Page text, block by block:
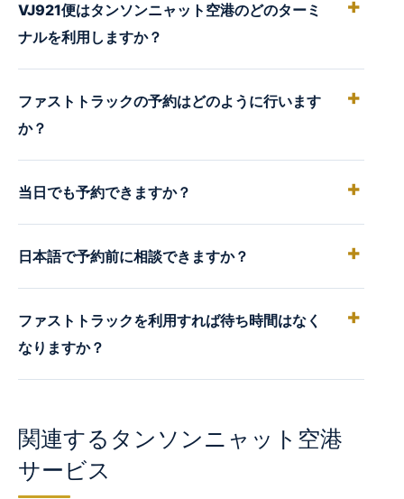
VJ921便はタンソンニャット空港のどのターミ
ナルを利用しますか？
ファストトラックの予約はどのように行います
か？
当日でも予約できますか？
日本語で予約前に相談できますか？
ファストトラックを利用すれば待ち時間はなく
なりますか？
関連するタンソンニャット空港
サービス